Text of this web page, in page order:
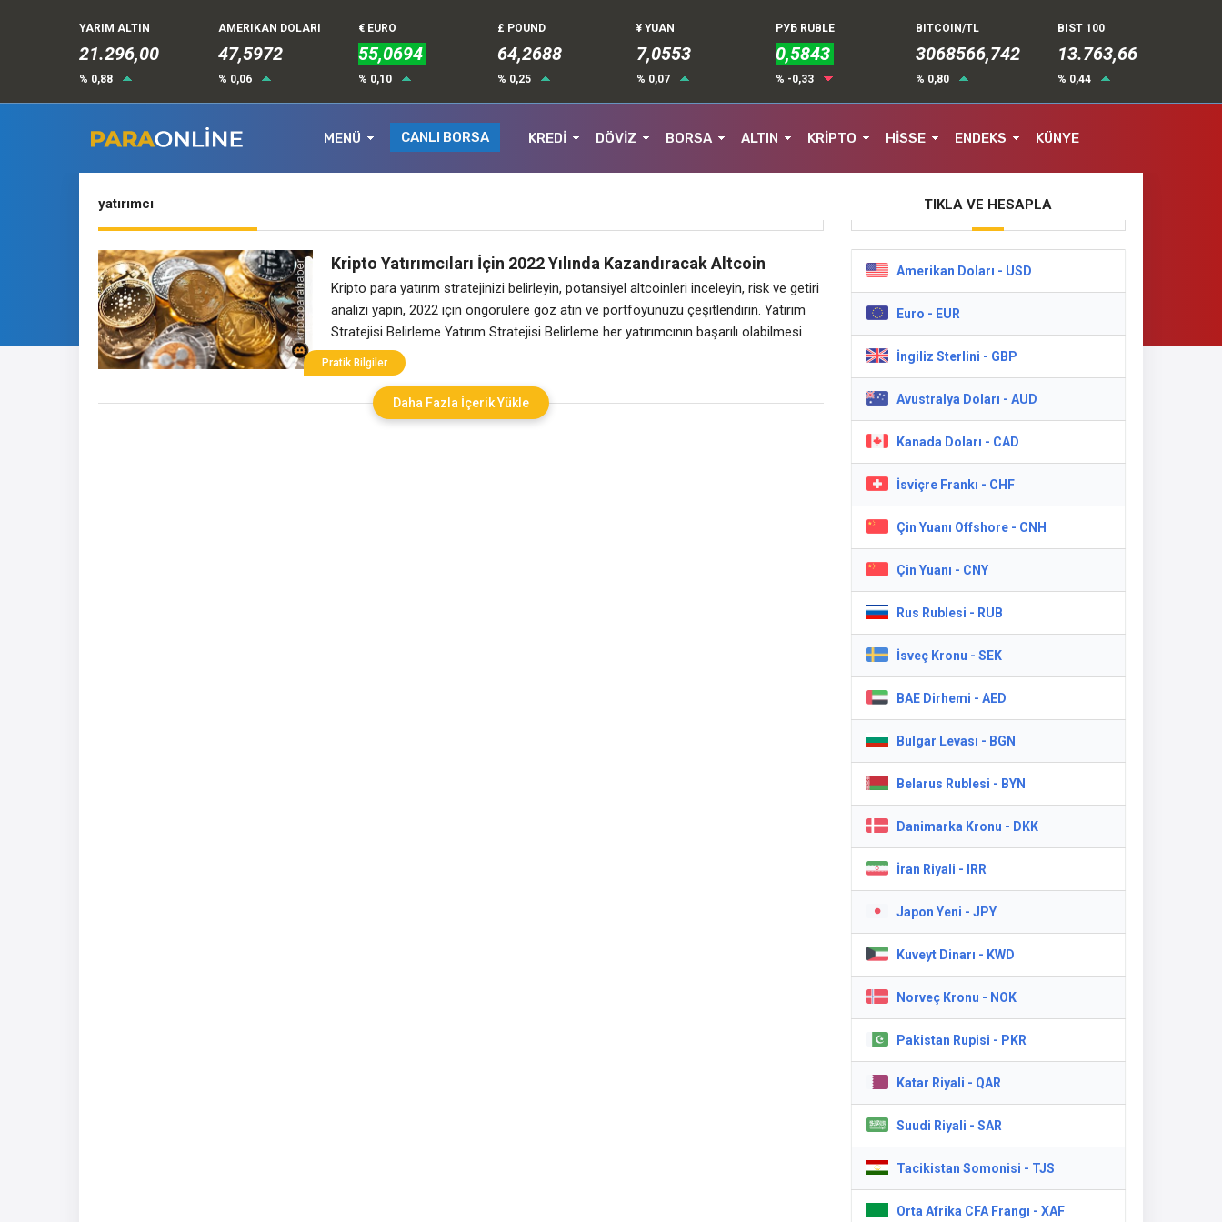
YARIM ALTIN
21.296,00
% 0,88
AMERIKAN DOLARI
47,5972
% 0,06
€ EURO
55,0694
% 0,10
£ POUND
64,2688
% 0,25
¥ YUAN
7,0553
% 0,07
РУБ RUBLE
0,5843
% -0,33
BITCOIN/TL
3068566,742
% 0,80
BIST 100
13.763,66
% 0,44
MENÜ CANLI BORSA KREDİ DÖVİZ BORSA ALTIN KRİPTO HİSSE ENDEKS KÜNYE
yatırımcı
Kripto Yatırımcıları İçin 2022 Yılında Kazandıracak Altcoin
Önerileri
Kripto para yatırım stratejinizi belirleyin, potansiyel altcoinleri inceleyin, risk ve getiri
analizi yapın, 2022 için öngörülere göz atın ve portföyünüzü çeşitlendirin. Yatırım
Stratejisi Belirleme Yatırım Stratejisi Belirleme her yatırımcının başarılı olabilmesi
için önemli bir adımdır. Bu strateji belirlenirken yatırımcının hedefleri, risk toleransı,
likidite durumu gibi faktörler göz önünde bulundurulmalıdır. Yatırımcılar, kısa vadeli
kazanç elde etmeyi
Pratik Bilgiler
Daha Fazla İçerik Yükle
TIKLA VE HESAPLA
Amerikan Doları - USD
Euro - EUR
İngiliz Sterlini - GBP
Avustralya Doları - AUD
Kanada Doları - CAD
İsviçre Frankı - CHF
Çin Yuanı Offshore - CNH
Çin Yuanı - CNY
Rus Rublesi - RUB
İsveç Kronu - SEK
BAE Dirhemi - AED
Bulgar Levası - BGN
Belarus Rublesi - BYN
Danimarka Kronu - DKK
İran Riyali - IRR
Japon Yeni - JPY
Kuveyt Dinarı - KWD
Norveç Kronu - NOK
Pakistan Rupisi - PKR
Katar Riyali - QAR
Suudi Riyali - SAR
Tacikistan Somonisi - TJS
Orta Afrika CFA Frangı - XAF